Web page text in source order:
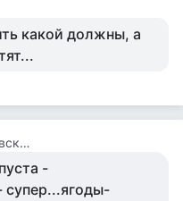
какой должны, а
Лариса Черепанова(Павловская)
-
супер...ягоды-